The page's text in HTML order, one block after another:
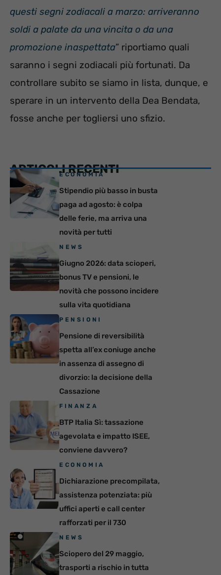
questi segni zodiacali a marzo: arriveranno
soldi a palate da una vincita o da una
promozione inaspettata” riportiamo quali
saranno i segni zodiacali più fortunati. Da
controllare subito se siamo in lista, dunque, e
sperare in un intervento della Dea Bendata,
fosse anche per togliersi uno sfizio.
ARTICOLI RECENTI
ECONOMIA
Stipendio più basso in busta
paga ad agosto: è colpa
delle ferie, ma arriva una
novità per tutti
NEWS
Giugno 2026: data scioperi,
bonus TV e pensioni, le
novità che possono incidere
sulla vita quotidiana
PENSIONI
Pensione di reversibilità
spetta all’ex coniuge anche
in assenza di assegno di
divorzio: la decisione della
Cassazione
FINANZA
BTP Italia Sì: tassazione
agevolata e impatto ISEE,
conviene davvero?
ECONOMIA
Dichiarazione precompilata,
assistenza potenziata: più
uffici aperti e call center
rafforzati per il 730
NEWS
Sciopero del 29 maggio,
trasporti a rischio in tutta